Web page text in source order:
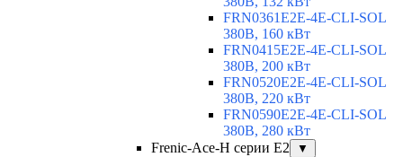
FRN0361E2E-4E-CLI-SOL
380В, 160 кВт
FRN0415E2E-4E-CLI-SOL
380В, 200 кВт
FRN0520E2E-4E-CLI-SOL
380В, 220 кВт
FRN0590E2E-4E-CLI-SOL
380В, 280 кВт
Frenic-Ace-H серии E2
▼